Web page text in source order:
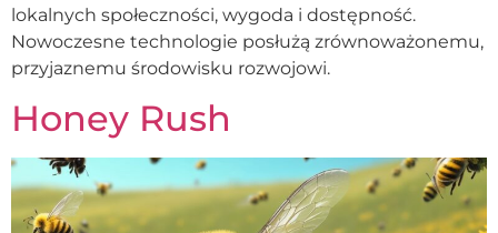
lokalnych społeczności, wygoda i dostępność.
Nowoczesne technologie posłużą zrównoważonemu,
przyjaznemu środowisku rozwojowi.
Honey Rush